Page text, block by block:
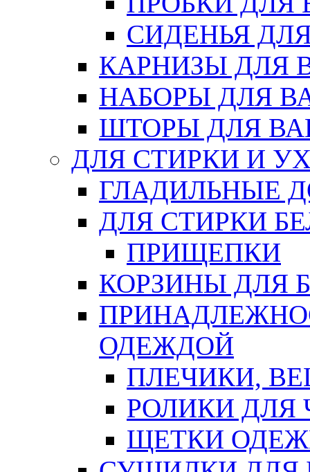
СИДЕНЬЯ
КАРНИЗЫ ДЛЯ
НАБОРЫ ДЛЯ
ШТОРЫ ДЛЯ
ДЛЯ СТИРКИ И
ГЛАДИЛЬНЫЕ
ДЛЯ СТИРКИ
ПРИЩЕПКИ
КОРЗИНЫ ДЛЯ
ОДЕЖДОЙ
ПЛЕЧИКИ,
РОЛИКИ ДЛЯ
ЩЕТКИ